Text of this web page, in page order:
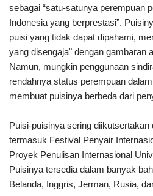
sebagai “satu-satunya perempuan
Indonesia yang berprestasi”.
puisi yang tidak dapat dipahami,
yang disengaja" dengan gambaran
Namun, mungkin penggunaan
rendahnya status perempuan
membuat puisinya berbeda dari
Puisi-puisinya sering diikutsertakan
termasuk Festival Penyair
Proyek Penulisan Internasional
Puisinya tersedia dalam banyak
Belanda, Inggris, Jerman, Rusia,